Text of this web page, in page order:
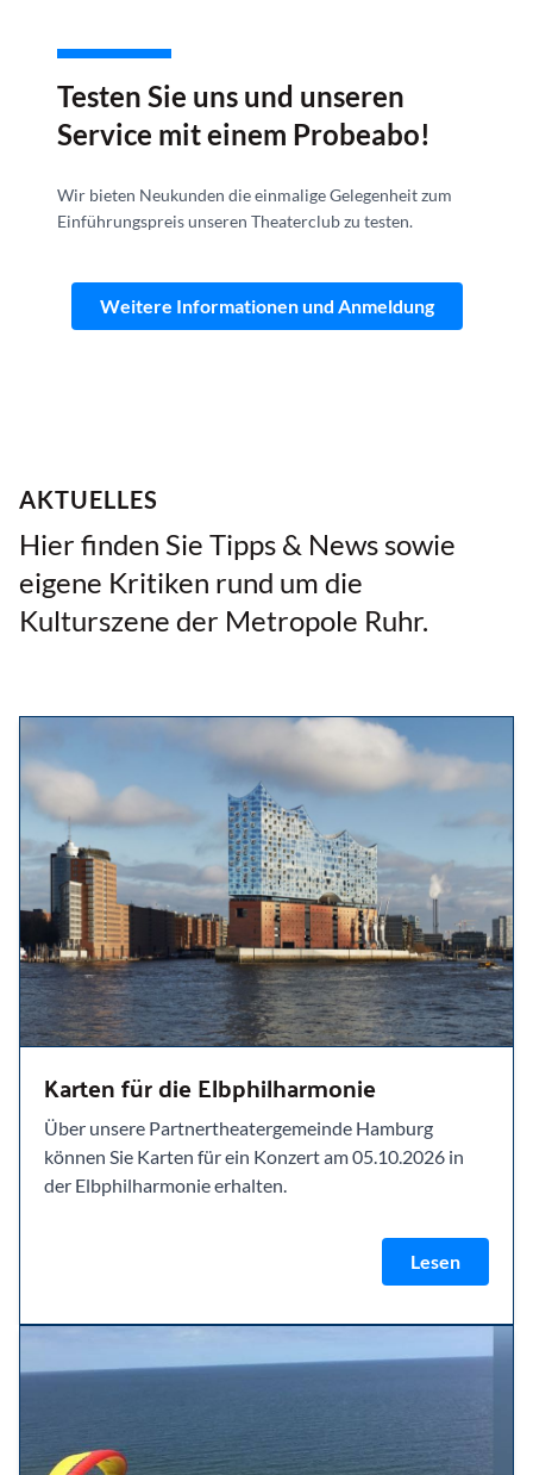
Testen Sie uns und unseren
Service mit einem Probeabo!
Wir bieten Neukunden die einmalige Gelegenheit zum
Einführungspreis unseren Theaterclub zu testen.
Weitere Informationen und Anmeldung
AKTUELLES
Hier finden Sie Tipps & News sowie
eigene Kritiken rund um die
Kulturszene der Metropole Ruhr.
Karten für die Elbphilharmonie
Über unsere Partnertheatergemeinde Hamburg
können Sie Karten für ein Konzert am 05.10.2026 in
der Elbphilharmonie erhalten.
Lesen